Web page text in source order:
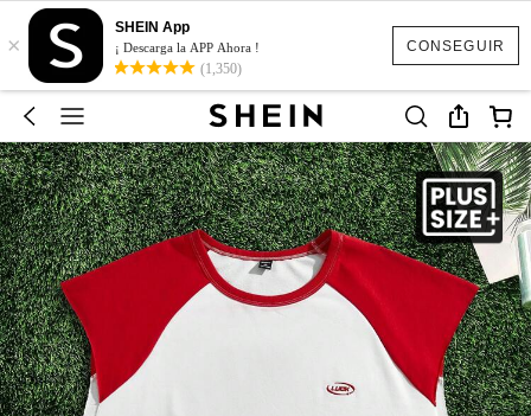
CONSEGUIR
×
SHEIN App
¡ Descarga la APP Ahora !
(1,350)